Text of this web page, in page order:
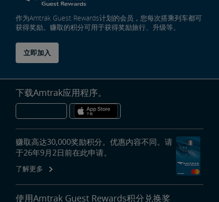
作为Amtrak Guest Rewards计划的会员，您每次搭乘列车都可
获得奖励。赚取的积分可用于获得奖励旅行、升级等。
立即加入
下载Amtrak应用程序。
赚取高达30,000奖励积分。优惠内容不同。请
于26年9月2日前在此申请。
了解更多
使用Amtrak Guest Rewards积分兑换奖